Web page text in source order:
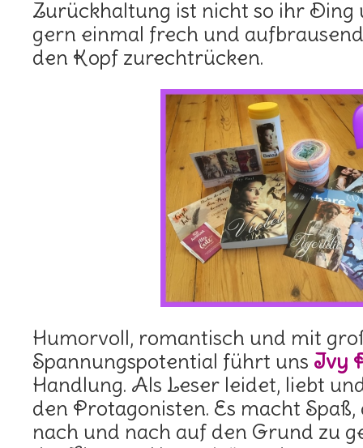
Zurückhaltung ist nicht so ihr Ding
gern einmal frech und
den Kopf zurechtrücken.
Humorvoll, romantisch und mit
Spannungspotential führt uns Ivy
Handlung. Als Leser leidet, liebt
den Protagonisten. Es macht
nach und nach auf den Grund zu